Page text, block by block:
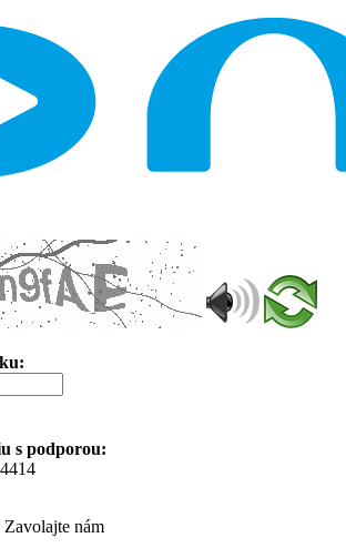
s podporou:
nám